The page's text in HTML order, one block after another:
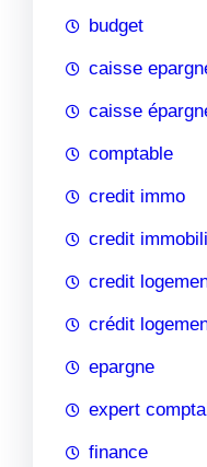
budget
caisse
caisse
comptable
credit immo
credit
credit
crédit
epargne
expert
finance